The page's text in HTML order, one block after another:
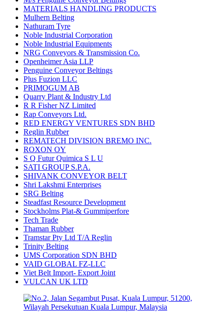
MATERIALS HANDLING PRODUCTS
Mulhern Belting
Nathuram Tyre
Noble Industrial Corporation
Noble Industrial Equipments
NRG Conveyors & Transmission Co.
Openheimer Asia LLP
Penguine Conveyor Beltings
Plus Fuzion LLC
PRIMOGUM AB
Quarry Plant & Industry Ltd
R R Fisher NZ Limited
Rap Conveyors Ltd.
RED ENERGY VENTURES SDN BHD
Reglin Rubber
REMATECH DIVISION BREMO INC.
ROXON OY
S Q Futur Quimica S L U
SATI GROUP S.P.A.
SHIVANK CONVEYOR BELT
Shri Lakshmi Enterprises
SRG Belting
Steadfast Resource Development
Stockholms Plat-& Gummiperfore
Tech Trade
Thaman Rubber
Tramstar Pty Ltd T/A Reglin
Trinity Belting
UMS Corporation SDN BHD
VAID GLOBAL FZ-LLC
Viet Belt Import- Export Joint
VULCAN UK LTD